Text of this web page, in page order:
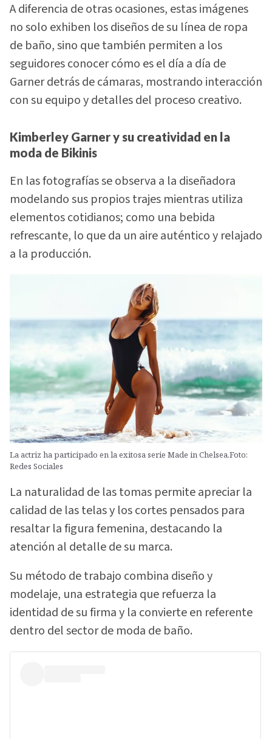
A diferencia de otras ocasiones, estas imágenes
no solo exhiben los diseños de su línea de ropa
de baño, sino que también permiten a los
seguidores conocer cómo es el día a día de
Garner detrás de cámaras, mostrando interacción
con su equipo y detalles del proceso creativo.
Kimberley Garner y su creatividad en la
moda de Bikinis
En las fotografías se observa a la diseñadora
modelando sus propios trajes mientras utiliza
elementos cotidianos; como una bebida
refrescante, lo que da un aire auténtico y relajado
a la producción.
La actriz ha participado en la exitosa serie Made in Chelsea.Foto:
Redes Sociales
La naturalidad de las tomas permite apreciar la
calidad de las telas y los cortes pensados para
resaltar la figura femenina, destacando la
atención al detalle de su marca.
Su método de trabajo combina diseño y
modelaje, una estrategia que refuerza la
identidad de su firma y la convierte en referente
dentro del sector de moda de baño.